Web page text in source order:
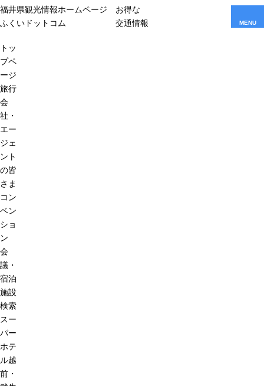
福井県観光情報ホームページ
ふくいドットコム
お得な
交通情報
MENU
トッ
プペ
ージ
旅行
会
社・
エー
ジェ
ント
の皆
さま
コン
ベン
ショ
ン
会
議・
宿泊
施設
検索
スー
パー
ホテ
ル越
前・